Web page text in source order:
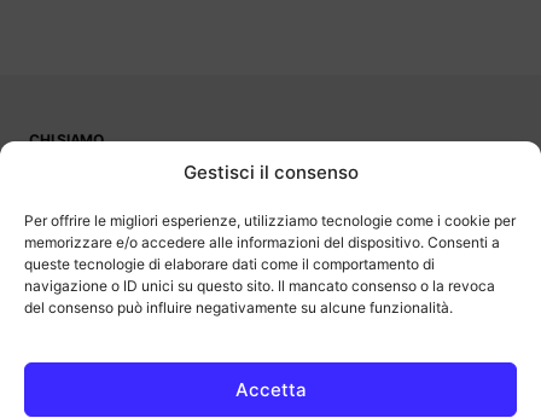
Gestisci il consenso
Per offrire le migliori esperienze, utilizziamo tecnologie come i cookie per
memorizzare e/o accedere alle informazioni del dispositivo. Consenti a
queste tecnologie di elaborare dati come il comportamento di
navigazione o ID unici su questo sito. Il mancato consenso o la revoca
del consenso può influire negativamente su alcune funzionalità.
Accetta
CHI SIAMO
OutOfBit
programma di affiliazione che consente ai siti di percepire una
commissione pubblicitaria pubblicizzando e fornendo link al sito
Amazon.it. Amazon e il logo Amazon sono marchi registrati di
Amazon.com, Inc. o delle sue affiliate.